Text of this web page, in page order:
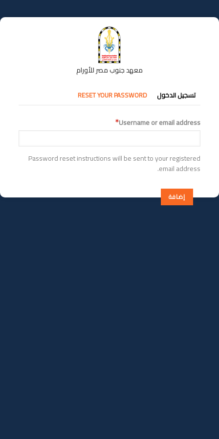
إلى
المحتوى
معهد جنوب مصر للأورام
التبويبات
الأساسية
تسجيل الدخول RESET YOUR PASSWORD
Username or email address
Password reset instructions will be sent to your registered
email address.